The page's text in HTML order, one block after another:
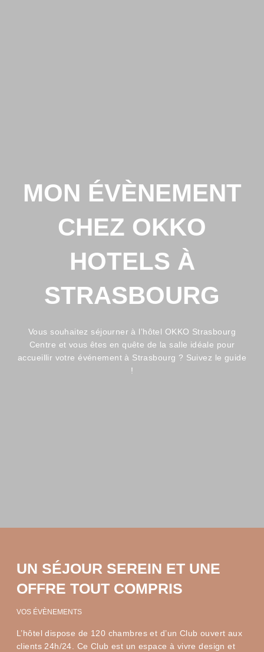
MON ÉVÈNEMENT
CHEZ OKKO
HOTELS À
STRASBOURG
Vous souhaitez séjourner à l’hôtel OKKO Strasbourg
Centre et vous êtes en quête de la salle idéale pour
accueillir votre événement à Strasbourg ? Suivez le guide
!
UN SÉJOUR SEREIN ET UNE
OFFRE TOUT COMPRIS
VOS ÉVÈNEMENTS
L’hôtel dispose de 120 chambres et d’un Club ouvert aux
clients 24h/24. Ce Club est un espace à vivre design et
OKKO
Hotels
Centre